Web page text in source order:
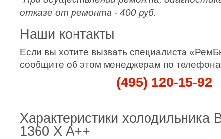
отказе от ремонта - 400 руб.
Наши контакты
Если вы хотите вызвать специалиста
сообщите об этом менеджерам по
(495) 120-15-92
Характеристики холодильника
1360 X A++